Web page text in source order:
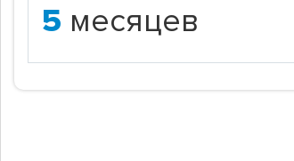
5 месяцев